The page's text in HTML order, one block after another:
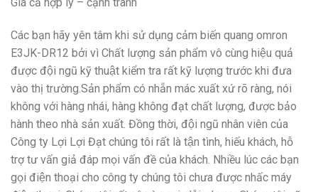
Các bạn hãy yên tâm khi sử dụng cảm biến quang omron
E3JK-DR12 bởi vì Chất lượng sản phẩm vô cùng hiệu quả
được đội ngũ kỹ thuật kiểm tra rất kỹ lượng trước khi đưa
vào thị trường.Sản phẩm có nhẵn mác xuất xứ rõ ràng, nói
không với hàng nhái, hàng không đạt chất lượng, được bảo
hành theo nhà sản xuất. Đồng thời, đội ngũ nhân viên của
Công ty Lợi Lợi Đạt chúng tôi rất là tận tình, hiếu khách, hỗ
trợ tư vấn giả đáp mọi vấn đề của khách. Nhiều lúc các bạn
gọi điện thoại cho công ty chúng tôi chưa được nhấc máy